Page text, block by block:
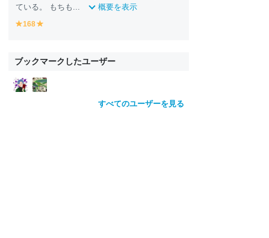
ている。 もちも...
概要を表示
y
o
w
168
o
ブックマークしたユーザー
すべてのユーザーを見る